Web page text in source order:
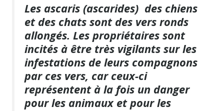
Les ascaris (ascarides) des chiens
et des chats sont des vers ronds
allongés. Les propriétaires sont
incités à être très vigilants sur les
infestations de leurs compagnons
par ces vers, car ceux-ci
représentent à la fois un danger
pour les animaux et pour les